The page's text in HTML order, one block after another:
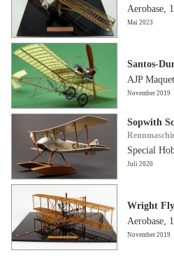
Aerobase,
Mai 2023
Santos-
AJP
November 2019
Sopwith
Special
Juli 2020
Wright
Aerobase,
November 2019